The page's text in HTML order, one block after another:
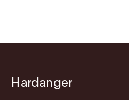
Hardanger